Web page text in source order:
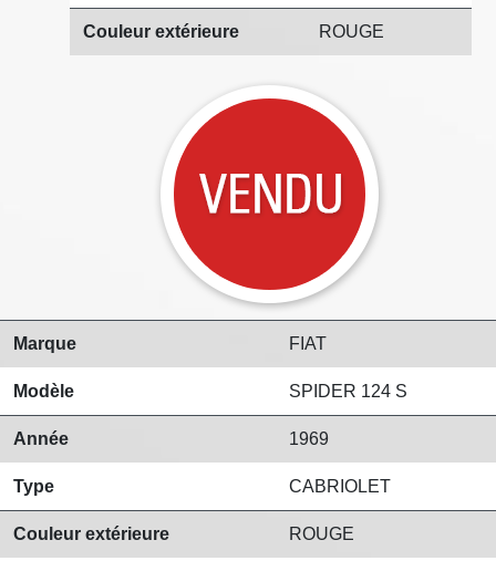
Couleur extérieure ROUGE
Marque FIAT
Modèle SPIDER 124 S
Année 1969
Type CABRIOLET
Couleur extérieure ROUGE